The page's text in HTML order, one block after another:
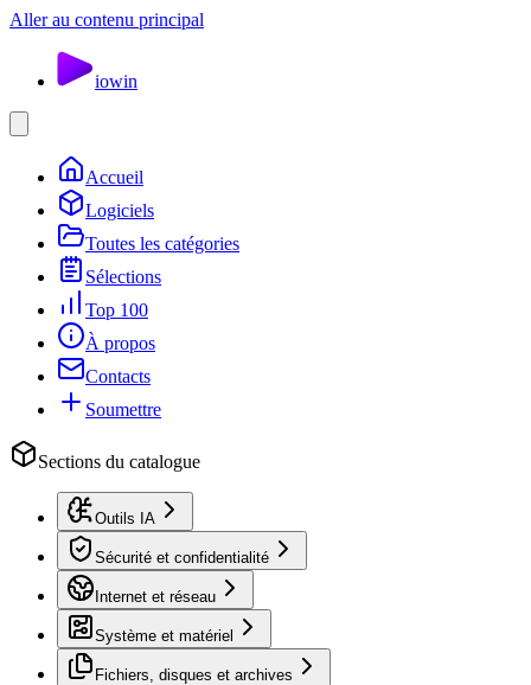
Aller au contenu principal
iowin
Accueil
Logiciels
Toutes les catégories
Sélections
Top 100
À propos
Contacts
Soumettre
Sections du catalogue
Outils IA
Sécurité et confidentialité
Internet et réseau
Système et matériel
Fichiers, disques et archives